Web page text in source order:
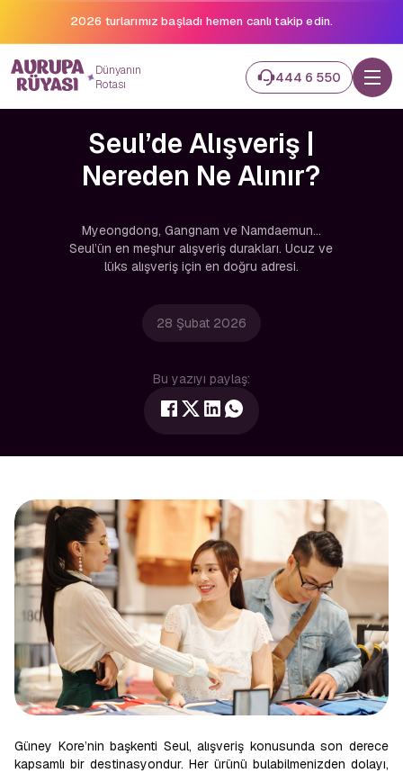
2026 turlarımız başladı hemen canlı takip edin.
Dünyanın
Rotası
444 6 550
Seul’de Alışveriş |
Nereden Ne Alınır?
Myeongdong, Gangnam ve Namdaemun...
Seul’ün en meşhur alışveriş durakları. Ucuz ve
lüks alışveriş için en doğru adresi.
28 Şubat 2026
Bu yazıyı paylaş:
Güney Kore’nin başkenti Seul, alışveriş konusunda son derece
kapsamlı bir destinasyondur. Her ürünü bulabilmenizden dolayı,